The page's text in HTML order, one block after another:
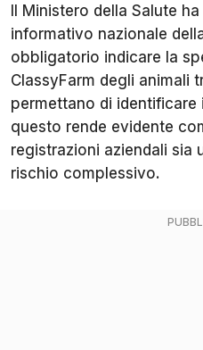
Il Ministero della Salute
informativo nazionale
obbligatorio indicare la
ClassyFarm degli animali
permettano di
questo rende evidente
registrazioni aziendali sia
rischio complessivo.